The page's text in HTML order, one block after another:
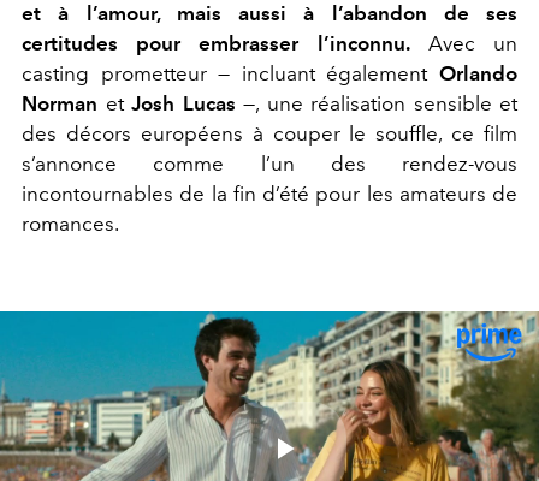
et à l’amour, mais aussi à l’abandon de ses
certitudes pour embrasser l’inconnu.Avec un
casting prometteur — incluant également Orlando
Norman et Josh Lucas —, une réalisation sensible et
des décors européens à couper le souffle, ce film
s’annonce comme l’un des rendez-vous
incontournables de la fin d’été pour les amateurs de
romances.